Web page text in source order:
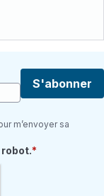
S'abonner
m’envoyer sa